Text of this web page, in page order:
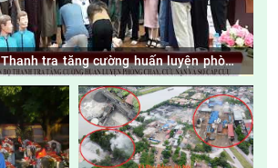
tra tăng cường huấn luyện phòng
sơ cấp cứu